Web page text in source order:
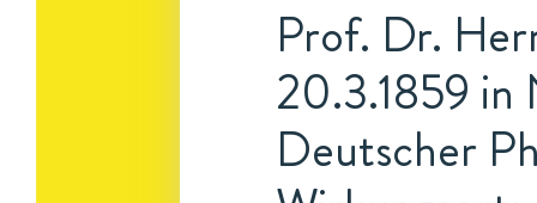
Prof. Dr.
20.3.1859 in
Deutscher